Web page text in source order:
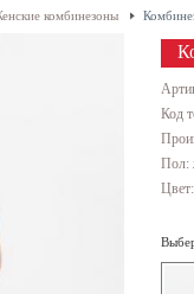
комбинезоны
Код
Пол: